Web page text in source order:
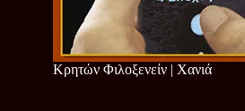
Κρητών Φιλοξενείν | Χανιά